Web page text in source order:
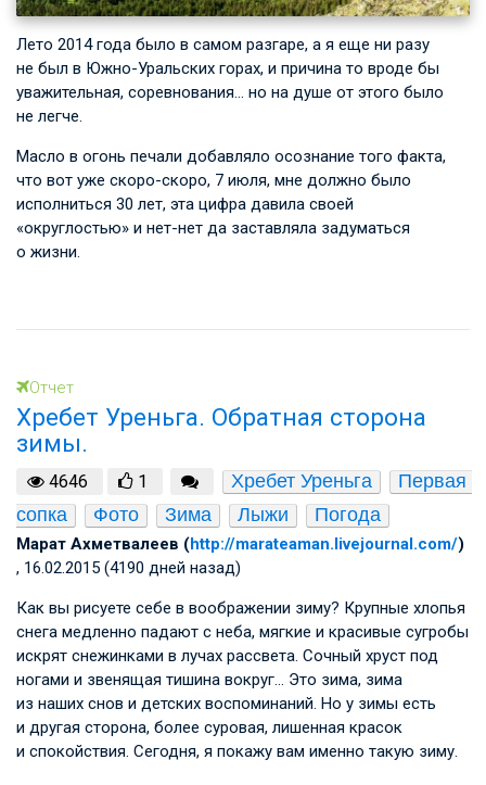
Лето 2014 года было в самом разгаре, а я еще ни разу
не был в Южно-Уральских горах, и причина то вроде бы
уважительная, соревнования… но на душе от этого было
не легче.
Масло в огонь печали добавляло осознание того факта,
что вот уже скоро-скоро, 7 июля, мне должно было
исполниться 30 лет, эта цифра давила своей
«округлостью» и нет-нет да заставляла задуматься
о жизни.
Отчет
Хребет Уреньга. Обратная сторона
зимы.
4646 1 Хребет Уреньга
Первая
сопка
Фото Зима Лыжи Погода
Марат Ахметвалеев (http://marateaman.livejournal.com/)
, 16.02.2015 (4190 дней назад)
Как вы рисуете себе в воображении зиму? Крупные хлопья
снега медленно падают с неба, мягкие и красивые сугробы
искрят снежинками в лучах рассвета. Сочный хруст под
ногами и звенящая тишина вокруг… Это зима, зима
из наших снов и детских воспоминаний. Но у зимы есть
и другая сторона, более суровая, лишенная красок
и спокойствия. Сегодня, я покажу вам именно такую зиму.